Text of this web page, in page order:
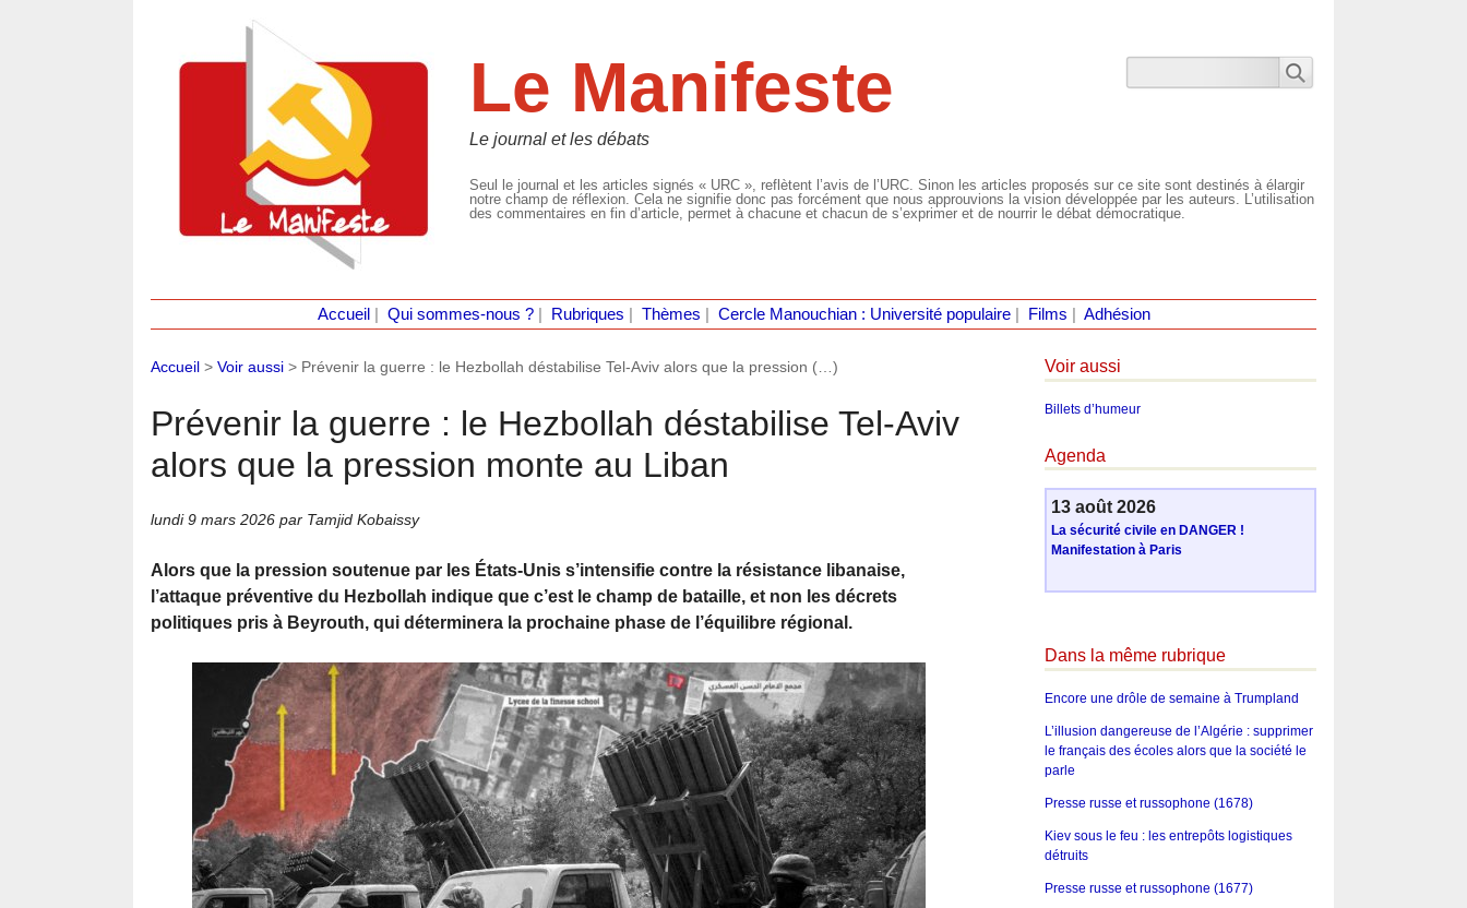
Le Manifeste
Le journal et les débats
Seul le journal et les articles signés « URC », reflètent l’avis de l’URC. Sinon les articles proposés sur ce site sont destinés à élargir
notre champ de réflexion. Cela ne signifie donc pas forcément que nous approuvions la vision développée par les auteurs. L’utilisation
des commentaires en fin d’article, permet à chacune et chacun de s’exprimer et de nourrir le débat démocratique.
Accueil Qui sommes-nous ?| Rubriques Thèmes Cercle Manouchian : Université populaire| Films Adhésion
Accueil > Voir aussi > Prévenir la guerre : le Hezbollah déstabilise Tel-Aviv alors que la pression (…)
Prévenir la guerre : le Hezbollah déstabilise Tel-Aviv
alors que la pression monte au Liban
lundi 9 mars 2026 par Tamjid Kobaissy
Alors que la pression soutenue par les États-Unis s’intensifie contre la résistance libanaise,
l’attaque préventive du Hezbollah indique que c’est le champ de bataille, et non les décrets
politiques pris à Beyrouth, qui déterminera la prochaine phase de l’équilibre régional.
Voir aussi
Billets d’humeur
Agenda
13 août 2026
La sécurité civile en DANGER !
Manifestation à Paris
Dans la même rubrique
Encore une drôle de semaine à Trumpland
L’illusion dangereuse de l’Algérie : supprimer
le français des écoles alors que la société le
parle
Presse russe et russophone (1678)
Kiev sous le feu : les entrepôts logistiques
détruits
Presse russe et russophone (1677)